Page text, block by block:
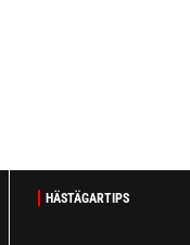
HÄSTÄGARTIPS